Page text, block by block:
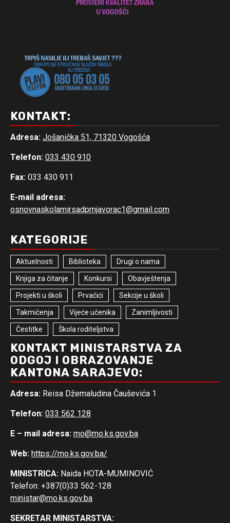
KONTAKT:
Adresa: Jošanička 51, 71320 Vogošća
Telefon: 033 430 910
Fax: 033 430 911
E-mail adresa:
osnovnaskolamirsadprnjavorac1@gmail.com
KATEGORIJE
Aktuelnosti Biblioteka Drugi o nama
Knjiga za čitanje Konkursi Obavještenja
Projekti u školi Prvačići Sekcije u školi
Takmičenja Vijeće učenika Zanimljivosti
Čestitke Škola roditeljstva
KONTAKT MINISTARSTVA ZA
ODGOJ I OBRAZOVANJE
KANTONA SARAJEVO:
Adresa: Reisa Džemaludina Čauševića 1
Telefon: 033 562 128
E – mail adresa: mo@mo.ks.gov.ba
Web: https://mo.ks.gov.ba/
MINISTRICA: Naida HOTA-MUMINOVIĆ
Telefon: +387(0)33 562-128
ministar@mo.ks.gov.ba
SEKRETAR MINISTARSTVA: